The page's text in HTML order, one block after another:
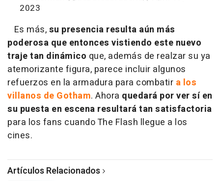
2023
Es más,su presencia resulta aún más
poderosa que entonces vistiendo este nuevo
traje tan dinámico que, además de realzar su ya
atemorizante figura, parece incluir algunos
refuerzos en la armadura para combatir a los
villanos de Gotham. Ahora quedará por ver sí en
su puesta en escena resultará tan satisfactoria
para los fans cuando The Flash llegue a los
cines.
Artículos Relacionados